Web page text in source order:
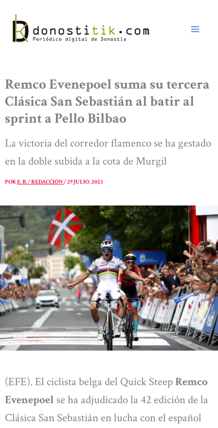
contenido
Remco Evenepoel suma su tercera
Clásica San Sebastián al batir al
sprint a Pello Bilbao
La victoria del corredor flamenco se ha gestado
en la doble subida a la cota de Murgil
PORE. B. / REDACCIÓN/29 JULIO, 2023
(EFE). El ciclista belga del Quick SteepRemco
Evenepoel se ha adjudicado la 42 edición de la
Clásica San Sebastián en lucha con el español